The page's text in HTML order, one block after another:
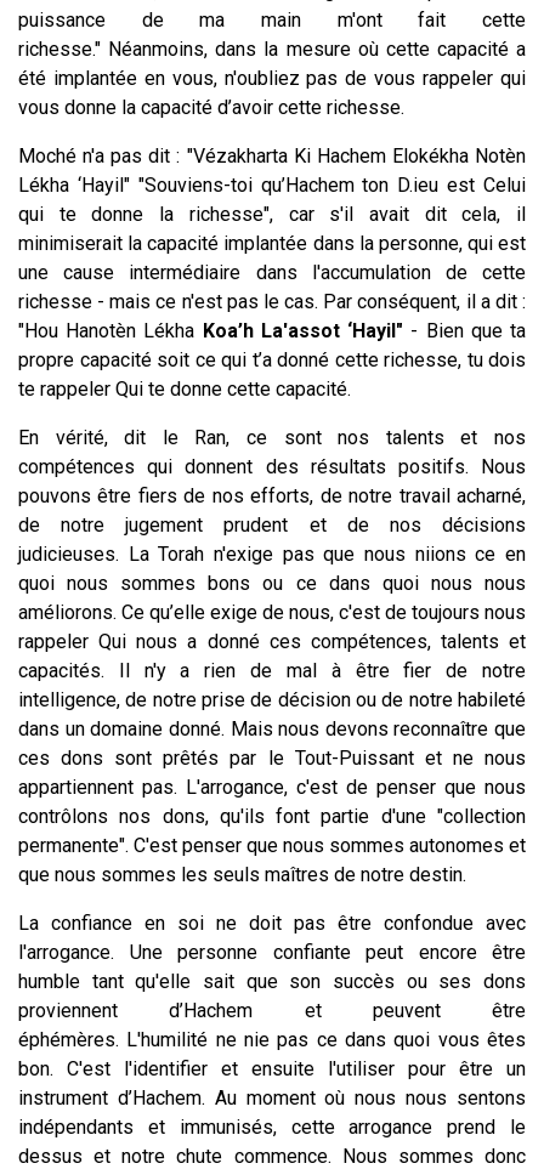
puissance de ma main m'ont fait cette
richesse." Néanmoins, dans la mesure où cette capacité a
été implantée en vous, n'oubliez pas de vous rappeler qui
vous donne la capacité d’avoir cette richesse.
Moché n'a pas dit : "Vézakharta Ki Hachem Elokékha Notèn
Lékha ‘Hayil" "Souviens-toi qu’Hachem ton D.ieu est Celui
qui te donne la richesse", car s'il avait dit cela, il
minimiserait la capacité implantée dans la personne, qui est
une cause intermédiaire dans l'accumulation de cette
richesse - mais ce n'est pas le cas. Par conséquent, il a dit :
"Hou Hanotèn Lékha Koa’h La'assot ‘Hayil" - Bien que ta
propre capacité soit ce qui t’a donné cette richesse, tu dois
te rappeler Qui te donne cette capacité.
En vérité, dit le Ran, ce sont nos talents et nos
compétences qui donnent des résultats positifs. Nous
pouvons être fiers de nos efforts, de notre travail acharné,
de notre jugement prudent et de nos décisions
judicieuses. La Torah n'exige pas que nous niions ce en
quoi nous sommes bons ou ce dans quoi nous nous
améliorons. Ce qu’elle exige de nous, c'est de toujours nous
rappeler Qui nous a donné ces compétences, talents et
capacités. Il n'y a rien de mal à être fier de notre
intelligence, de notre prise de décision ou de notre habileté
dans un domaine donné. Mais nous devons reconnaître que
ces dons sont prêtés par le Tout-Puissant et ne nous
appartiennent pas. L'arrogance, c'est de penser que nous
contrôlons nos dons, qu'ils font partie d'une "collection
permanente". C'est penser que nous sommes autonomes et
que nous sommes les seuls maîtres de notre destin.
La confiance en soi ne doit pas être confondue avec
l'arrogance. Une personne confiante peut encore être
humble tant qu'elle sait que son succès ou ses dons
proviennent d’Hachem et peuvent être
éphémères. L'humilité ne nie pas ce dans quoi vous êtes
bon. C'est l'identifier et ensuite l'utiliser pour être un
instrument d’Hachem. Au moment où nous nous sentons
indépendants et immunisés, cette arrogance prend le
dessus et notre chute commence. Nous sommes donc